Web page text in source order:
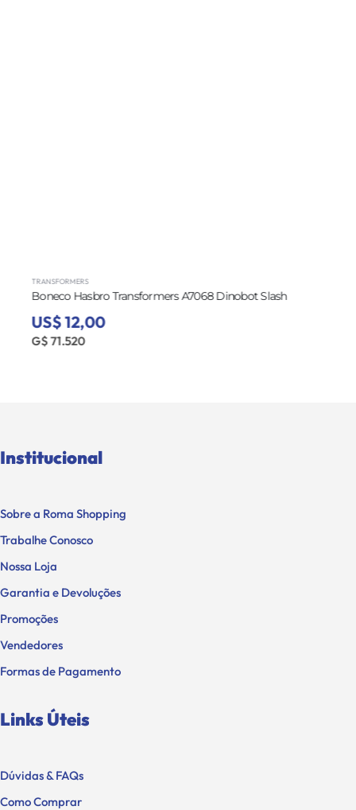
TRANSFORMERS
Boneco Hasbro Transformers A7068 Dinobot Slash
US$ 12,00
G$ 71.520
Institucional
Sobre a Roma Shopping
Trabalhe Conosco
Nossa Loja
Garantia e Devoluções
Promoções
Vendedores
Formas de Pagamento
Links Úteis
Dúvidas & FAQs
Como Comprar